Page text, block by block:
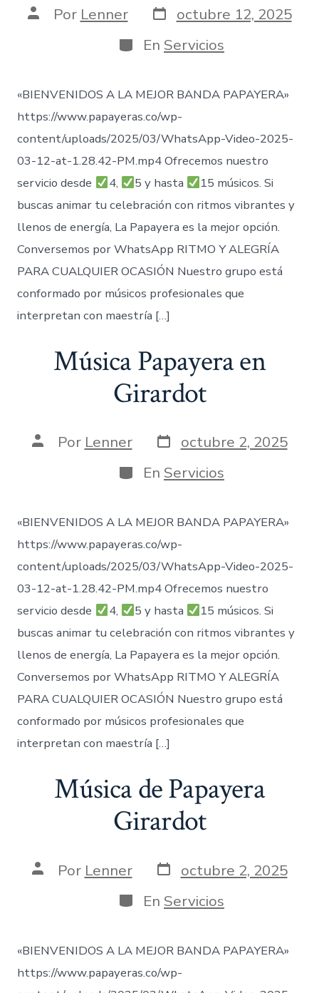
AutorPor Lenner Fecha
de
publicación
octubre 12, 2025
Categorías
En Servicios
«BIENVENIDOS A LA MEJOR BANDA PAPAYERA»
https://www.papayeras.co/wp-
content/uploads/2025/03/WhatsApp-Video-2025-
03-12-at-1.28.42-PM.mp4 Ofrecemos nuestro
servicio desde
4, 5 y hasta
15 músicos. Si
buscas animar tu celebración con ritmos vibrantes y
llenos de energía, La Papayera es la mejor opción.
Conversemos por WhatsApp RITMO Y ALEGRÍA
PARA CUALQUIER OCASIÓN Nuestro grupo está
conformado por músicos profesionales que
interpretan con maestría […]
Música Papayera en
Girardot
AutorPor Lenner Fecha
de
publicación
octubre 2, 2025
Categorías
En Servicios
«BIENVENIDOS A LA MEJOR BANDA PAPAYERA»
https://www.papayeras.co/wp-
content/uploads/2025/03/WhatsApp-Video-2025-
03-12-at-1.28.42-PM.mp4 Ofrecemos nuestro
servicio desde
4, 5 y hasta
15 músicos. Si
buscas animar tu celebración con ritmos vibrantes y
llenos de energía, La Papayera es la mejor opción.
Conversemos por WhatsApp RITMO Y ALEGRÍA
PARA CUALQUIER OCASIÓN Nuestro grupo está
conformado por músicos profesionales que
interpretan con maestría […]
Música de Papayera
Girardot
AutorPor Lenner Fecha
de
publicación
octubre 2, 2025
Categorías
En Servicios
«BIENVENIDOS A LA MEJOR BANDA PAPAYERA»
https://www.papayeras.co/wp-